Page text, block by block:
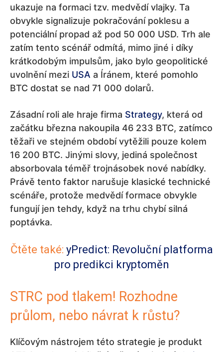
ukazuje na formaci tzv. medvědí vlajky. Ta
obvykle signalizuje pokračování poklesu a
potenciální propad až pod 50 000 USD. Trh ale
zatím tento scénář odmítá, mimo jiné i díky
krátkodobým impulsům, jako bylo geopolitické
uvolnění mezi USA a Íránem, které pomohlo
BTC dostat se nad 71 000 dolarů.
Zásadní roli ale hraje firma Strategy, která od
začátku března nakoupila 46 233 BTC, zatímco
těžaři ve stejném období vytěžili pouze kolem
16 200 BTC. Jinými slovy, jediná společnost
absorbovala téměř trojnásobek nové nabídky.
Právě tento faktor narušuje klasické technické
scénáře, protože medvědí formace obvykle
fungují jen tehdy, když na trhu chybí silná
poptávka.
Čtěte také: yPredict: Revoluční platforma
pro predikci kryptoměn
STRC pod tlakem! Rozhodne
průlom, nebo návrat k růstu?
Klíčovým nástrojem této strategie je produkt